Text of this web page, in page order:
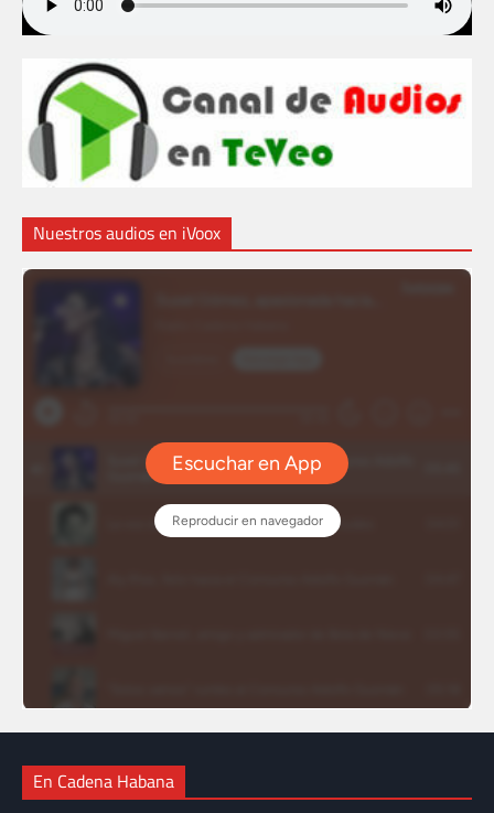
Nuestros audios en iVoox
En Cadena Habana